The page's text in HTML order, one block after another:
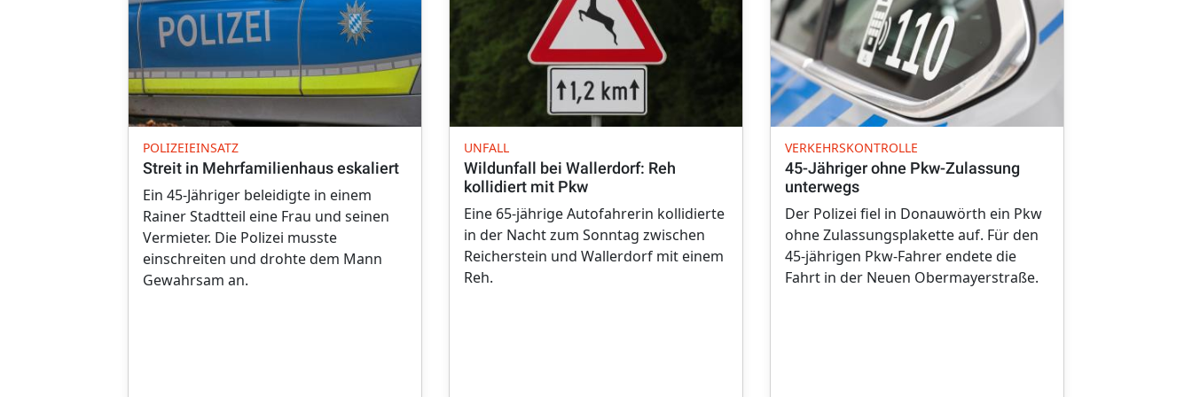
POLIZEIEINSATZ
Streit in Mehrfamilienhaus eskaliert
Ein 45-Jähriger beleidigte in einem
Rainer Stadtteil eine Frau und seinen
Vermieter. Die Polizei musste
einschreiten und drohte dem Mann
Gewahrsam an.
UNFALL
Wildunfall bei Wallerdorf: Reh
kollidiert mit Pkw
Eine 65-jährige Autofahrerin kollidierte
in der Nacht zum Sonntag zwischen
Reicherstein und Wallerdorf mit einem
Reh.
VERKEHRSKONTROLLE
45-Jähriger ohne Pkw-Zulassung
unterwegs
Der Polizei fiel in Donauwörth ein Pkw
ohne Zulassungsplakette auf. Für den
45-jährigen Pkw-Fahrer endete die
Fahrt in der Neuen Obermayerstraße.